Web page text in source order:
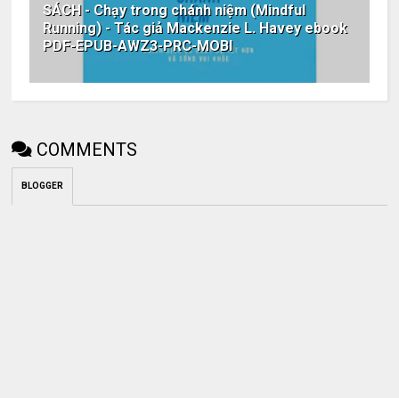
SÁCH - Chạy trong chánh niệm (Mindful
Running) - Tác giả Mackenzie L. Havey ebook
PDF-EPUB-AWZ3-PRC-MOBI
COMMENTS
BLOGGER